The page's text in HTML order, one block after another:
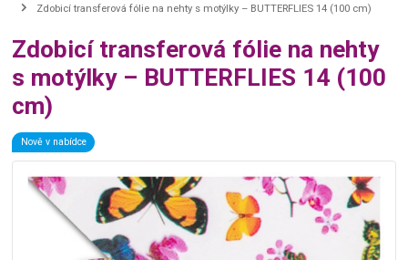
Zdobicí transferová fólie na nehty s motýlky – BUTTERFLIES 14 (100 cm)
Zdobicí transferová fólie na nehty
s motýlky – BUTTERFLIES 14 (100
cm)
Nově v nabídce